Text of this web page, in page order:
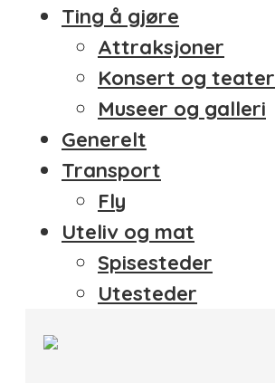
Ting å gjøre
Attraksjoner
Konsert og teater
Museer og galleri
Generelt
Transport
Fly
Uteliv og mat
Spisesteder
Utesteder